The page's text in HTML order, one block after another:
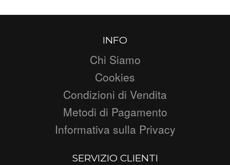
INFO
Chi Siamo
Cookies
Condizioni di Vendita
Metodi di Pagamento
Informativa sulla Privacy
SERVIZIO CLIENTI